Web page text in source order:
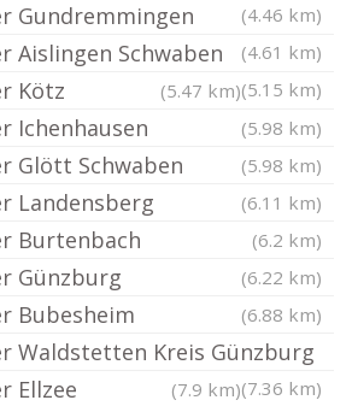
(4.46 km)
Gundremmingen
(4.61 km)
Aislingen Schwaben
(5.15 km)
Kötz (5.47 km)
Ichenhausen (5.98 km)
Glött Schwaben (5.98 km)
Landensberg (6.11 km)
Burtenbach (6.2 km)
Günzburg (6.22 km)
Bubesheim (6.88 km)
Waldstetten Kreis Günzburg
(7.36 km)
Ellzee (7.9 km)